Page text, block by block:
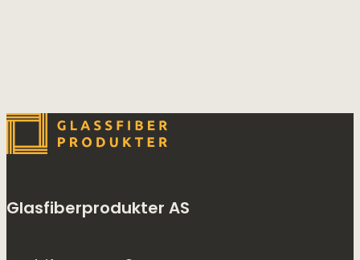
Glasfiberprodukter AS